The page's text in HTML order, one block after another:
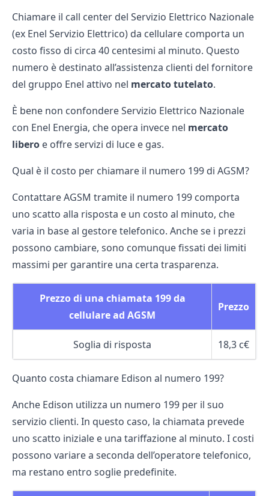
Chiamare il call center del Servizio Elettrico Nazionale
(ex Enel Servizio Elettrico) da cellulare comporta un
costo fisso di circa 40 centesimi al minuto. Questo
numero è destinato all’assistenza clienti del fornitore
del gruppo Enel attivo nel mercato tutelato.
È bene non confondere Servizio Elettrico Nazionale
con Enel Energia, che opera invece nel mercato
libero e offre servizi di luce e gas.
Qual è il costo per chiamare il numero 199 di AGSM?
ContattareAGSM tramite il numero 199 comporta
uno scatto alla risposta e un costo al minuto, che
varia in base al gestore telefonico. Anche se i prezzi
possono cambiare, sono comunque fissati dei limiti
massimi per garantire una certa trasparenza.
Prezzo di una chiamata 199 da
cellulare ad AGSM
Prezzo
Soglia di risposta 18,3 c€
Quanto costa chiamare Edison al numero 199?
Anche Edison utilizza un numero 199 per il suo
servizio clienti. In questo caso, la chiamata prevede
uno scatto iniziale e una tariffazione al minuto. I costi
possono variare a seconda dell’operatore telefonico,
ma restano entro soglie predefinite.